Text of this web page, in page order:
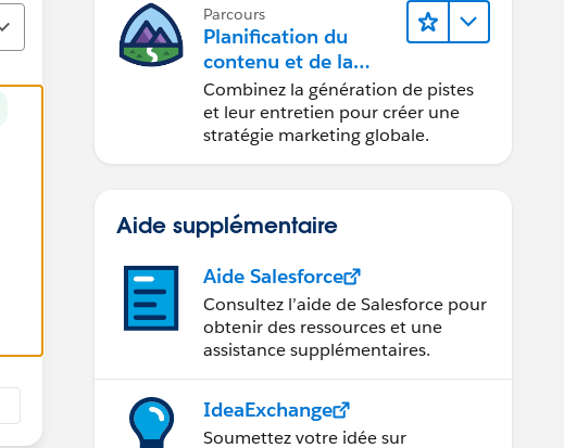
Parcours
Planification du
contenu et de la
stratégie marketing
avec
Marketing Cloud
Account Engagemen
Combinez la génération de pistes
et leur entretien pour créer une
stratégie marketing globale.
Aide supplémentaire
Aide Salesforce
Consultez l’aide de Salesforce pour
obtenir des ressources et une
assistance supplémentaires.
IdeaExchange
Soumettez votre idée sur